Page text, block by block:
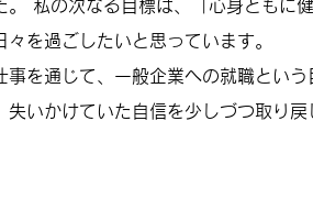
。 私の次なる目標は、「心身とも
を過ごしたいと思っています。
を通じて、一般企業への就職とい
いかけていた自信を少しづつ取り